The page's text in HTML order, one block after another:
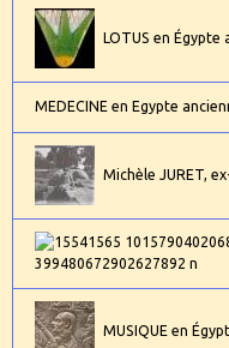
LOTUS en Égypte
MEDECINE en Egypte
Michèle JURET,
MUSIQUE en